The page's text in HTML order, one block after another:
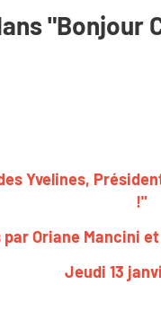
"Bonjour
Yvelines,
!"
Oriane Mancini
Jeudi 13